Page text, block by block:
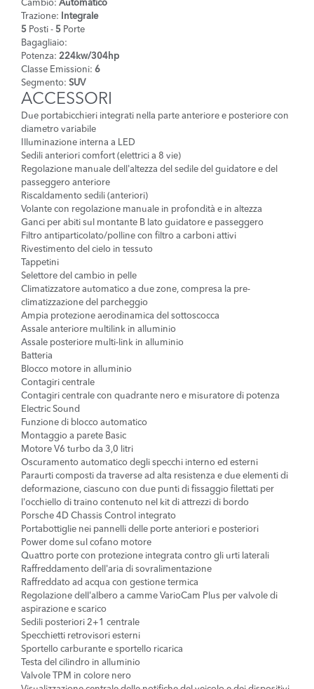
Cambio: Automatico
Trazione:
Integrale
5 Posti - 5 Porte
Bagagliaio:
Potenza: 224kw/304hp
Classe Emissioni: 6
Segmento: SUV
ACCESSORI
Due portabicchieri integrati nella parte anteriore e posteriore con
diametro variabile
Illuminazione interna a LED
Sedili anteriori comfort (elettrici a 8 vie)
Regolazione manuale dell'altezza del sedile del guidatore e del
passeggero anteriore
Riscaldamento sedili (anteriori)
Volante con regolazione manuale in profondità e in altezza
Ganci per abiti sul montante B lato guidatore e passeggero
Filtro antiparticolato/polline con filtro a carboni attivi
Rivestimento del cielo in tessuto
Tappetini
Selettore del cambio in pelle
Climatizzatore automatico a due zone, compresa la pre-
climatizzazione del parcheggio
Ampia protezione aerodinamica del sottoscocca
Assale anteriore multilink in alluminio
Assale posteriore multi-link in alluminio
Batteria
Blocco motore in alluminio
Contagiri centrale
Contagiri centrale con quadrante nero e misuratore di potenza
Electric Sound
Funzione di blocco automatico
Montaggio a parete Basic
Motore V6 turbo da 3,0 litri
Oscuramento automatico degli specchi interno ed esterni
Paraurti composti da traverse ad alta resistenza e due elementi di
deformazione, ciascuno con due punti di fissaggio filettati per
l'occhiello di traino contenuto nel kit di attrezzi di bordo
Porsche 4D Chassis Control integrato
Portabottiglie nei pannelli delle porte anteriori e posteriori
Power dome sul cofano motore
Quattro porte con protezione integrata contro gli urti laterali
Raffreddamento dell'aria di sovralimentazione
Raffreddato ad acqua con gestione termica
Regolazione dell'albero a camme VarioCam Plus per valvole di
aspirazione e scarico
Sedili posteriori 2+1 centrale
Specchietti retrovisori esterni
Sportello carburante e sportello ricarica
Testa del cilindro in alluminio
Valvole TPM in colore nero